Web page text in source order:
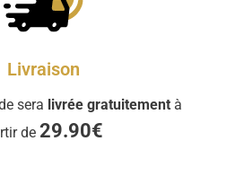
Livraison
sera livrée gratuitement à
de 29.90€